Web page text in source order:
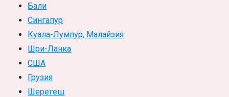
Бали
Сингапур
Куала-Лумпур, Малайзия
Шри-Ланка
США
Грузия
Шерегеш